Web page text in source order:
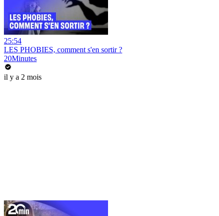
25:54
LES PHOBIES, comment s'en sortir ?
20Minutes
il y a 2 mois